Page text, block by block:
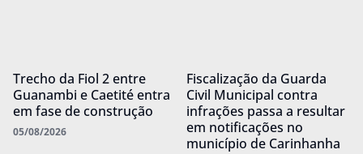
Trecho da Fiol 2 entre
Guanambi e Caetité entra
em fase de construção
05/08/2026
Fiscalização da Guarda
Civil Municipal contra
infrações passa a resultar
em notificações no
município de Carinhanha